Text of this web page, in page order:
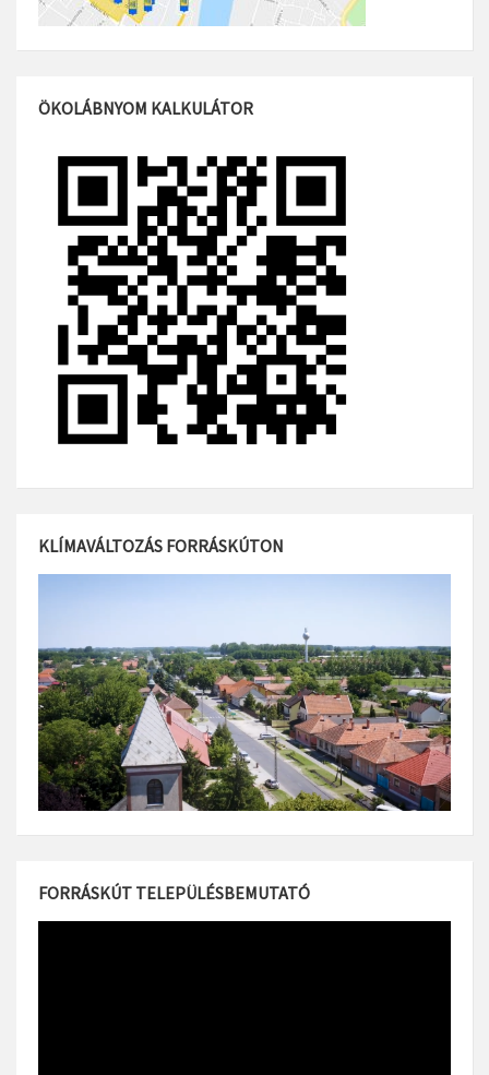
ÖKOLÁBNYOM KALKULÁTOR
KLÍMAVÁLTOZÁS FORRÁSKÚTON
FORRÁSKÚT TELEPÜLÉSBEMUTATÓ